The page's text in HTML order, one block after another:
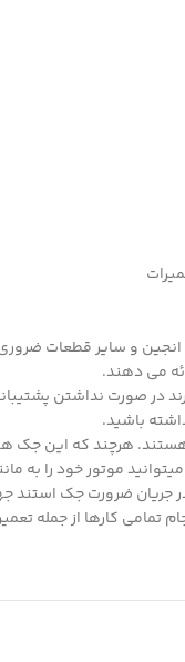
انجین و سایر قطعات
می دهند.
در صورت نداشتن
باشید.
هرچند که این جک ها
موتور خود را به
در جریان ضرورت جک
تمامی کارها از جمله